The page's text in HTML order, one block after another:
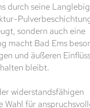
durch seine
sondern auch eine
macht Bad Ems
und äußeren
bleibt.
widerstandsfähigen
Wahl für